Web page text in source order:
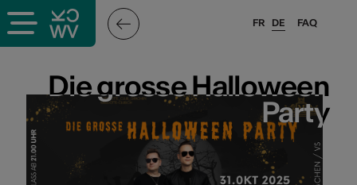
FAQ
FR DE
Die grosse Halloween
Party
Die grosse Halloween
Party